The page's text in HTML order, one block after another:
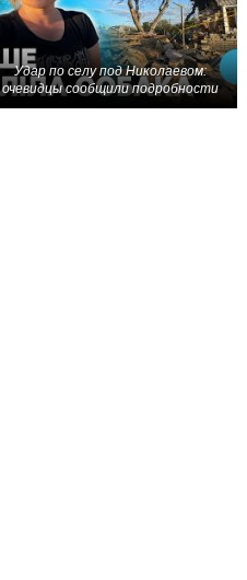
Удар по селу под Николаевом:
очевидцы сообщили подробности